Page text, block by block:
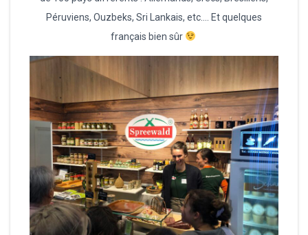
Péruviens, Ouzbeks, Sri Lankais, etc…. Et quelques
français bien sûr